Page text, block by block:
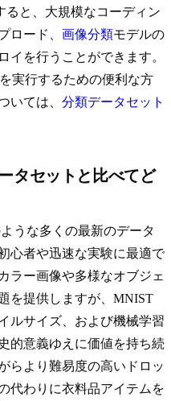
ると、大規模なコーディン
ロード、 画像分類モデルの
イを行うことができます。
実行するための便利な方
いては、 分類データセット
タセットと比べてど
うな多くの最新のデータ
心者や迅速な実験に最適で
ラー画像や多様なオブジェ
を提供しますが、MNIST
ルサイズ、および機械学習
的意義ゆえに価値を持ち続
らより難易度の高いドロッ
代わりに衣料品アイテムを